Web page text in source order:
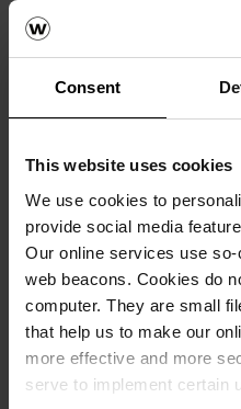
Consent
This website uses cookies
We use cookies to
provide social media
Our online services use
web beacons. Cookies do
computer. They are small
that help us to make our
more effective and more
serve to implement certain